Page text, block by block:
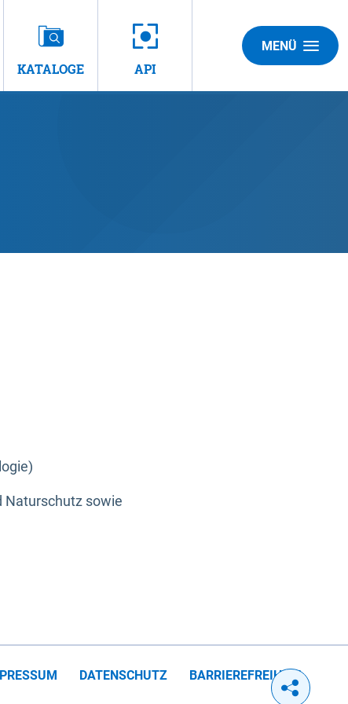
KATALOGE API
MENÜ
Naturschutz sowie
DATENSCHUTZ BARRIEREFREIHEIT